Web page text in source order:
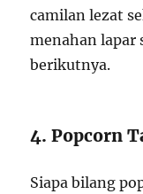
camilan lezat
menahan lapar
berikutnya.
4. Popcorn
Siapa bilang